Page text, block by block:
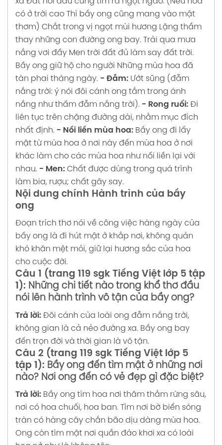
có ở trời cao Thì bầy ong cũng mang vào mật
thơm) Chắt trong vị ngọt mùi hương Lặng thầm
thay những con đường ong bay. Trải qua mưa
nắng vơi đầy Men trời đất đủ làm say đất trời.
Bầy ong giữ hộ cho người Những mùa hoa đã
tàn phai tháng ngày. - Đẫm: Ướt sũng (đẫm
nắng trời: ý nói đôi cánh ong tắm trong ánh
nắng như thấm đẫm nắng trời). - Rong ruổi: Đi
liên tục trên chặng đường dài, nhằm mục đích
nhất định. - Nối liền mùa hoa: Bầy ong đi lấy
mật từ mùa hoa ở nơi này đến mùa hoa ở nơi
khác làm cho các mùa hoa như nối liền lại với
nhau. - Men: Chất được dùng trong quá trình
làm bia, rượu; chất gây say.
Nội dung chính Hành trình của bầy
ong
Đoạn trích thơ nói về công việc hàng ngày của
bầy ong là đi hút mật ở khắp nơi, không quản
khó khăn mệt mỏi, giữ lại hương sắc của hoa
cho cuộc đời.
Câu 1 (trang 119 sgk Tiếng Việt lớp 5 tập
1): Những chi tiết nào trong khổ thơ đầu
nói lên hành trình vô tận của bầy ong?
Trả lời: Đôi cánh của loài ong đẫm nắng trời,
không gian là cả nẻo đường xa. Bầy ong bay
đến trọn đời và thời gian là vô tận.
Câu 2 (trang 119 sgk Tiếng Việt lớp 5
tập 1): Bầy ong đến tìm mật ở những nơi
nào? Nơi ong đến có vẻ đẹp gì đặc biệt?
Trả lời: Bầy ong tìm hoa nơi thăm thẳm rừng sâu,
nơi có hoa chuối, hoa ban. Tìm nơi bờ biển sóng
tràn có hàng cây chắn bão dịu dàng mùa hoa.
Ong còn tìm mật nơi quần đảo khơi xa có loài